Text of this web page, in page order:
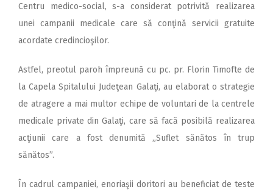
Centru medico-social, s-a considerat potrivită realizarea
unei campanii medicale care să conţină servicii gratuite
acordate credincioşilor.
Astfel, preotul paroh împreună cu pc. pr. Florin Timofte de
la Capela Spitalului Judeţean Galaţi, au elaborat o strategie
de atragere a mai multor echipe de voluntari de la centrele
medicale private din Galaţi, care să facă posibilă realizarea
acţiunii care a fost denumită „Suflet sănătos în trup
sănătos”.
În cadrul campaniei, enoriaşii doritori au beneficiat de teste